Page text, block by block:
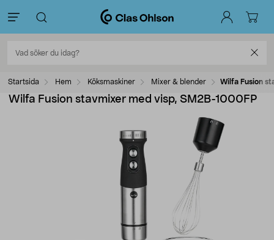
Startsida Hem Köksmaskiner Mixer & blender Wilfa Fusion
Wilfa Fusion stavmixer med visp, SM2B-1000FP